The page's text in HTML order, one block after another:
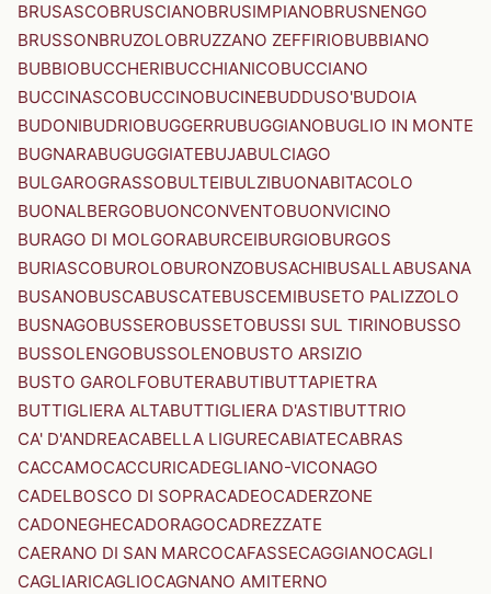
BRUSASCOBRUSCIANOBRUSIMPIANOBRUSNENGO
BRUSSONBRUZOLOBRUZZANO ZEFFIRIOBUBBIANO
BUBBIOBUCCHERIBUCCHIANICOBUCCIANO
BUCCINASCOBUCCINOBUCINEBUDDUSO'BUDOIA
BUDONIBUDRIOBUGGERRUBUGGIANOBUGLIO IN MONTE
BUGNARABUGUGGIATEBUJABULCIAGO
BULGAROGRASSOBULTEIBULZIBUONABITACOLO
BUONALBERGOBUONCONVENTOBUONVICINO
BURAGO DI MOLGORABURCEIBURGIOBURGOS
BURIASCOBUROLOBURONZOBUSACHIBUSALLABUSANA
BUSANOBUSCABUSCATEBUSCEMIBUSETO PALIZZOLO
BUSNAGOBUSSEROBUSSETOBUSSI SUL TIRINOBUSSO
BUSSOLENGOBUSSOLENOBUSTO ARSIZIO
BUSTO GAROLFOBUTERABUTIBUTTAPIETRA
BUTTIGLIERA ALTABUTTIGLIERA D'ASTIBUTTRIO
CA' D'ANDREACABELLA LIGURECABIATECABRAS
CACCAMOCACCURICADEGLIANO-VICONAGO
CADELBOSCO DI SOPRACADEOCADERZONE
CADONEGHECADORAGOCADREZZATE
CAERANO DI SAN MARCOCAFASSECAGGIANOCAGLI
CAGLIARICAGLIOCAGNANO AMITERNO